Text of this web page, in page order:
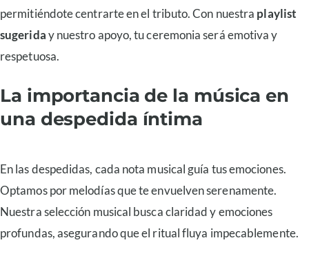
permitiéndote centrarte en el tributo. Con nuestra playlist
sugeriday nuestro apoyo, tu ceremonia será emotiva y
respetuosa.
La importancia de la música en
una despedida íntima
En las despedidas, cada nota musical guía tus emociones.
Optamos por melodías que te envuelven serenamente.
Nuestra selección musical busca claridad y emociones
profundas, asegurando que el ritual fluya impecablemente.